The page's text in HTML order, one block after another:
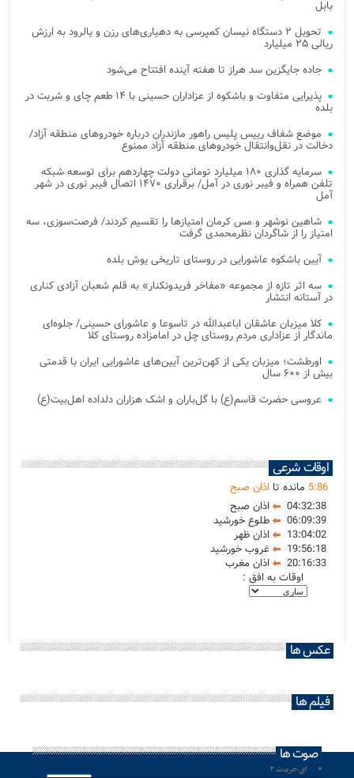
بابل
تحویل ۲ دستگاه نیسان کمپرسی به دهیاری‌های رزن و یالرود به ارزش
ریالی ۲۵ میلیارد
جاده جایگزین سد هراز تا هفته آینده افتتاح می‌شود
پذیرایی متفاوت و باشکوه از عزاداران حسینی با ۱۴ طعم چای و شربت در
بلده
موضع شفاف رییس پلیس راهور مازندران درباره خودروهای منطقه آزاد/
دخالت در نقل‌وانتقال خودروهای منطقه آزاد ممنوع
سرمایه گذاری ۱۸۰ میلیارد تومانی دولت چهاردهم برای توسعه شبکه
تلفن همراه و فیبر نوری در آمل/ برقراری ۱۴۷۰ اتصال فیبر نوری در شهر
آمل
شاهین نوشهر و مس کرمان امتیازها را تقسیم کردند/ فرصت‌سوزی، سه
امتیاز را از شاگردان نظرمحمدی گرفت
آیین باشکوه عاشورایی در روستای تاریخی یوش بلده
سه اثر تازه از مجموعه «مفاخر فریدونکنار» به قلم شعبان آزادی کناری
در آستانه انتشار
کلا میزبان عاشقان اباعبدالله در تاسوعا و عاشورای حسینی/ جلوه‌ای
ماندگار از عزاداری مردم روستای چل در امامزاده روستای کلا
اورطشت؛ میزبان یکی از کهن‌ترین آیین‌های عاشورایی ایران با قدمتی
بیش از ۶۰۰ سال
عروسی حضرت قاسم(ع) با گل‌باران و اشک هزاران دلداده اهل‌بیت(ع)
اوقات شرعی
5:86 مانده تا اذان صبح
04:32:38
اذان صبح
06:09:39
طلوع خورشید
13:04:02
اذان ظهر
19:56:18
غروب خورشید
20:16:33
اذان مغرب
اوقات به افق :
عکس ها
فیلم ها
صوت ها
ای حرمت ۲